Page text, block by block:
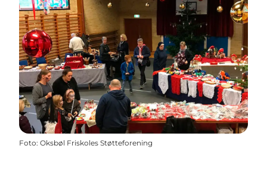
Foto: Oksbøl Friskoles Støtteforening